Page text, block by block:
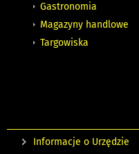
Gastronomia
Magazyny handlowe
Targowiska
Informacje o Urzędzie